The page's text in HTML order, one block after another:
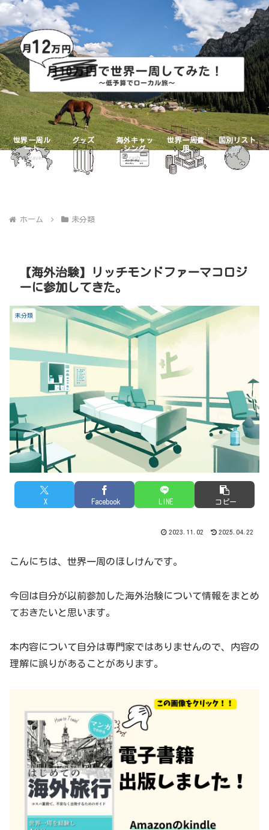
世界一周ル
ート
mytravel
グッズ
goods
海外キャッ
シング
cash
世界一周費
用
mybudget
国別リスト
countries
ホーム 未分類
【海外治験】リッチモンドファーマコロジ
ーに参加してきた。
未分類
X Facebook LINE コピー
2023.11.02 2025.04.22
こんにちは、世界一周のほしけんです。
今回は自分が以前参加した海外治験について情報をまとめ
ておきたいと思います。
本内容について自分は専門家ではありませんので、内容の
理解に誤りがあることがあります。